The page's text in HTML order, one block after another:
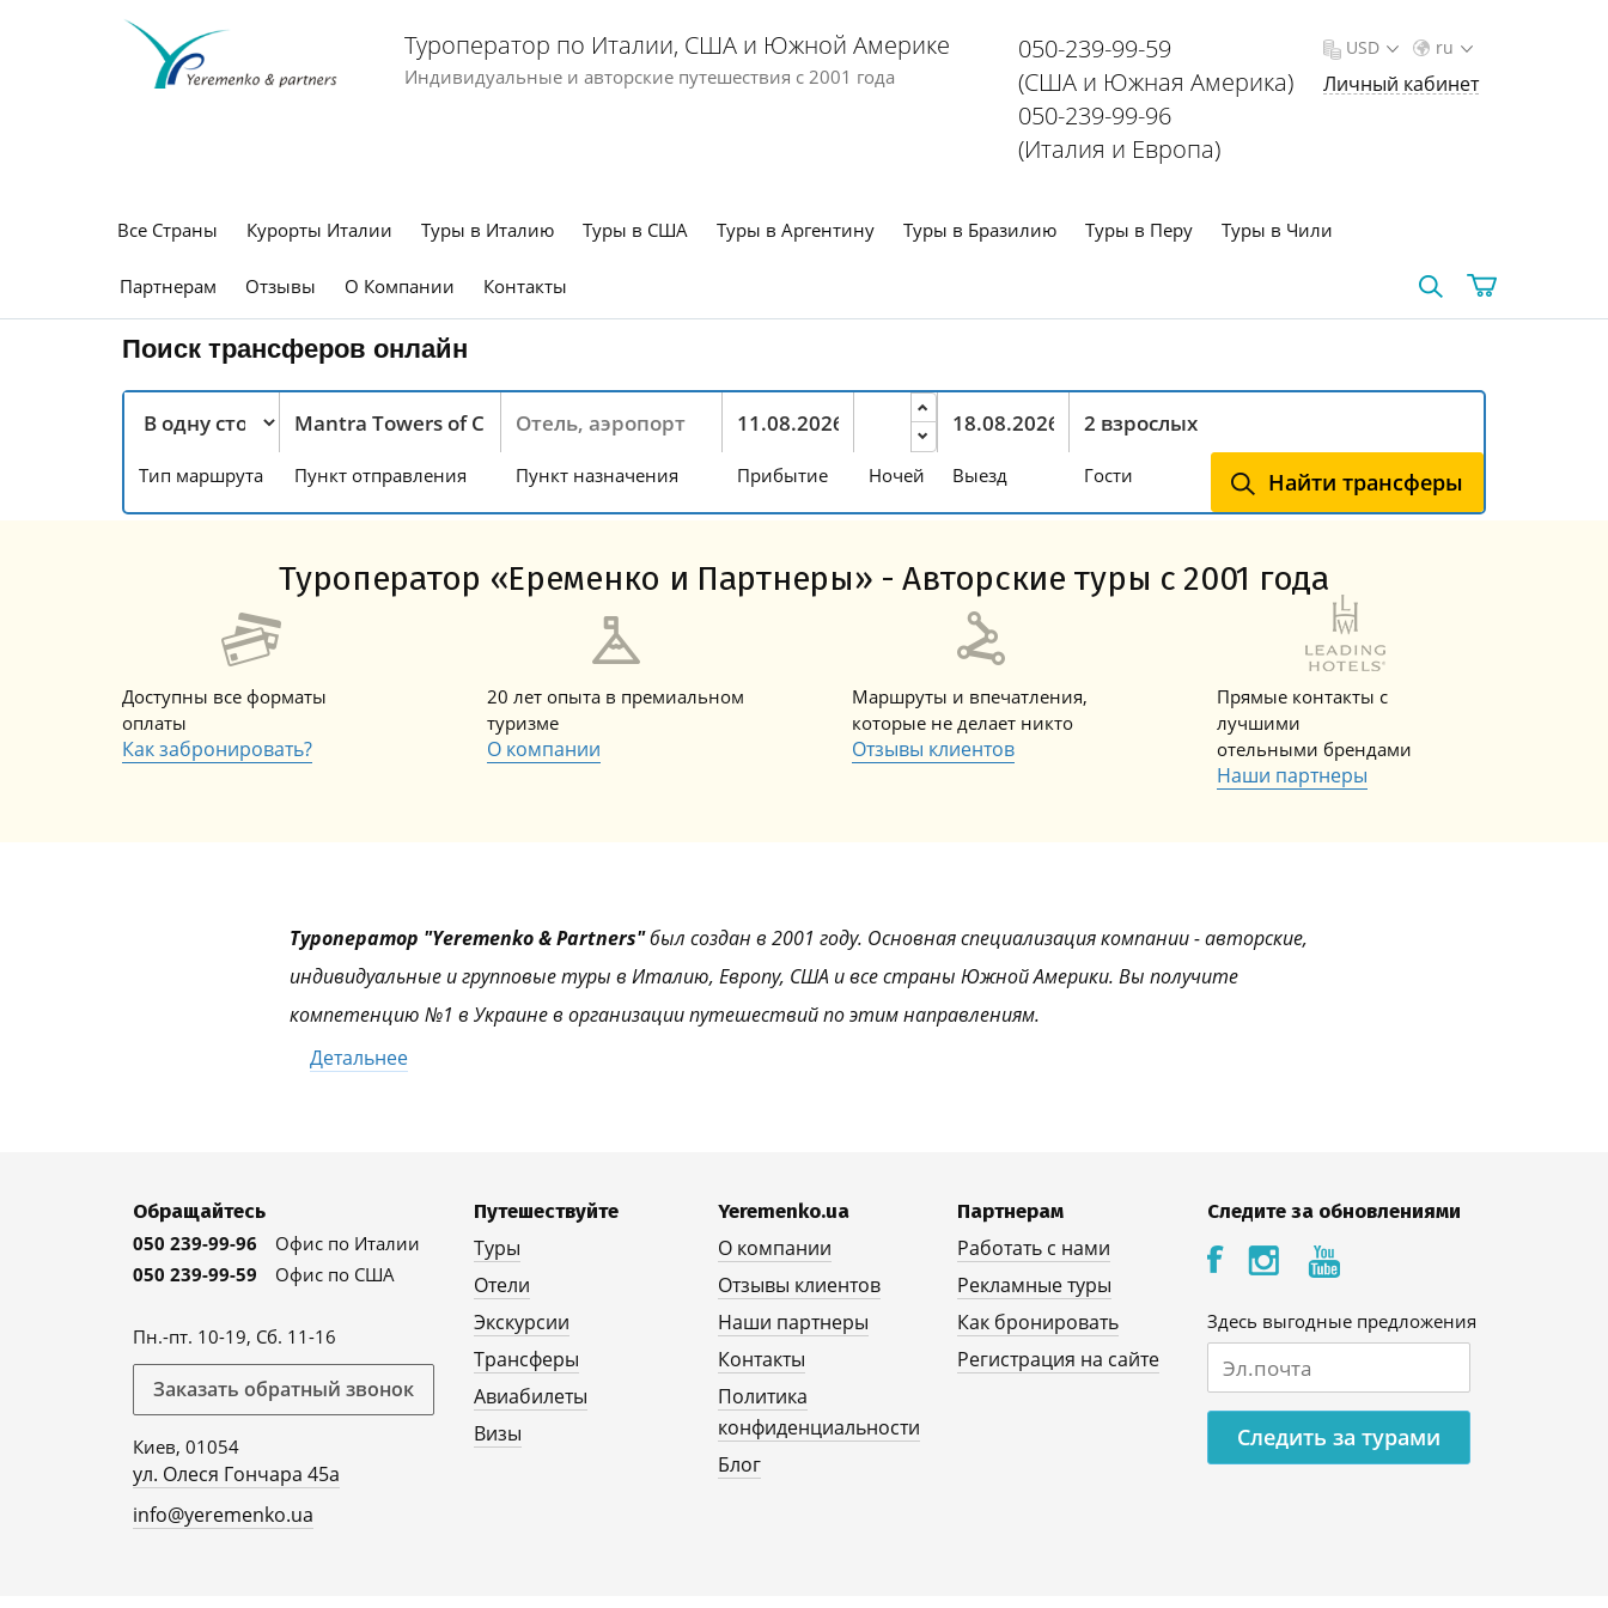
Туроператор по Италии, США и Южной Америке
Индивидуальные и авторские путешествия с 2001 года
050-239-99-59
(США и Южная Америка)
050-239-99-96
(Италия и Европа)
ru
USD
Личный кабинет
Все Страны Курорты Италии Туры в Италию Туры в США Туры в Аргентину Туры в Бразилию Туры в Перу Туры в Чили
Партнерам Отзывы О Компании Контакты
Поиск трансферов онлайн
Найти трансферы
Тип маршрута Пункт отправления Пункт назначения Прибытие Ночей Выезд Гости
Туроператор «Еременко и Партнеры» - Авторские туры с 2001 года
Доступны все форматы
оплаты
Как забронировать?
20 лет опыта в премиальном
туризме
О компании
Маршруты и впечатления,
которые не делает никто
Отзывы клиентов
Прямые контакты с
лучшими
отельными брендами
Наши партнеры
Туроператор "Yeremenko & Partners"был создан в 2001 году. Основная специализация компании - авторские,
индивидуальные и групповые туры в Италию, Европу, США и все страны Южной Америки. Вы получите
компетенцию №1 в Украине в организации путешествий по этим направлениям.
Детальнее
Обращайтесь
050 239-99-96
Офис по Италии
050 239-99-59
Офис по США
Пн.-пт. 10-19, Сб. 11-16
Заказать обратный звонок
Киев, 01054
ул. Олеся Гончара 45а
info@yeremenko.ua
Путешествуйте
Туры
Отели
Экскурсии
Трансферы
Авиабилеты
Визы
Yeremenko.ua
О компании
Отзывы клиентов
Наши партнеры
Контакты
Политика
конфиденциальности
Блог
Партнерам
Работать с нами
Рекламные туры
Как бронировать
Регистрация на сайте
Следите за обновлениями
Здесь выгодные предложения
Следить за турами